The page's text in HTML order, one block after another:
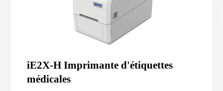
iE2X-H Imprimante d'étiquettes
médicales